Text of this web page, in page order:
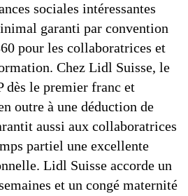
sociales intéressantes
garanti par convention
pour les collaboratrices et
Chez Lidl Suisse, le
dès le premier franc et
outre à une déduction de
aussi aux collaboratrices
partiel une excellente
Lidl Suisse accorde un
et un congé maternité